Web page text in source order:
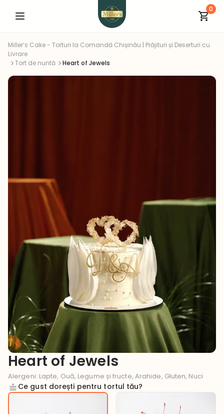
0
Miller’s Cake - Torturi la Comandă Chișinău | Prăjituri și Deserturi cu
Livrare
Tort de nuntă
Heart of Jewels
Heart of Jewels
Alergeni: Lapte, Ouă, Legume și fructe, Arahide, Gluten, Nuci
Ce gust dorești pentru tortul tău?